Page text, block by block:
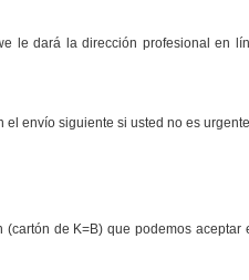
le dará la dirección profesional en
envío siguiente si usted no es
de K=B) que podemos